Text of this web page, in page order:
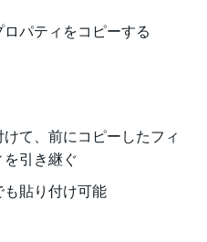
パティをコピーする
て、前にコピーしたフィ
引き継ぐ
貼り付け可能